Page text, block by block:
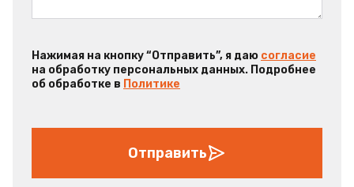
Нажимая на кнопку “Отправить”, я даю согласие
на обработку персональных данных. Подробнее
об обработке в Политике
Отправить